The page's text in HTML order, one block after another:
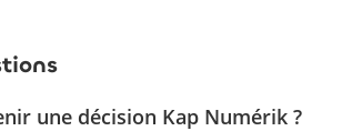
une décision Kap Numérik ?